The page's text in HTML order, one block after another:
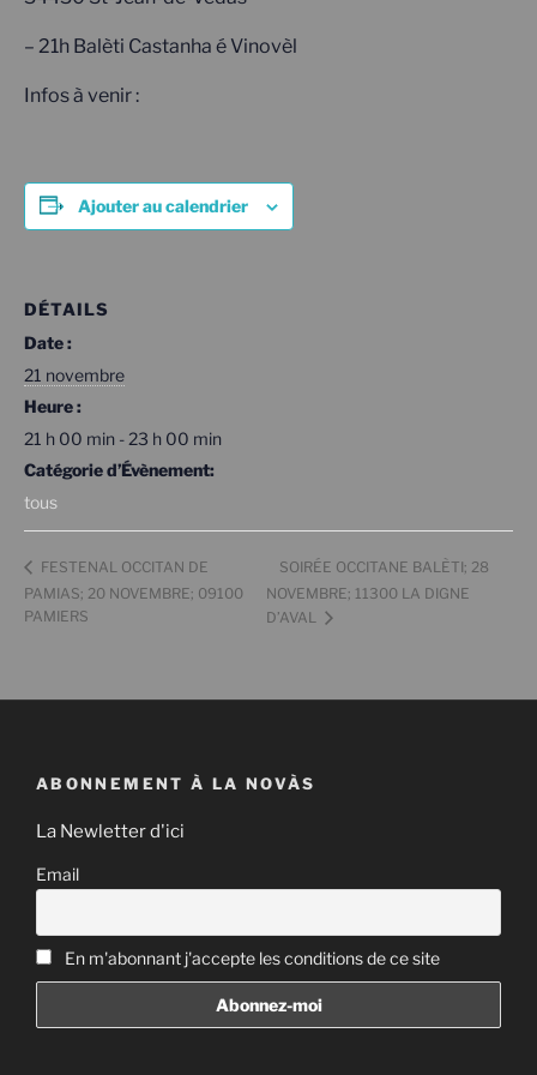
– 21h Balèti Castanha é Vinovèl
Infos à venir :
Ajouter au calendrier
DÉTAILS
Date :
21 novembre
Heure :
21 h 00 min - 23 h 00 min
Catégorie d’Évènement:
tous
FESTENAL OCCITAN DE
PAMIAS; 20 NOVEMBRE; 09100
PAMIERS
SOIRÉE OCCITANE BALÈTI; 28
NOVEMBRE; 11300 LA DIGNE
D’AVAL
ABONNEMENT À LA NOVÀS
La Newletter d'ici
Email
En m'abonnant j'accepte les conditions de ce site